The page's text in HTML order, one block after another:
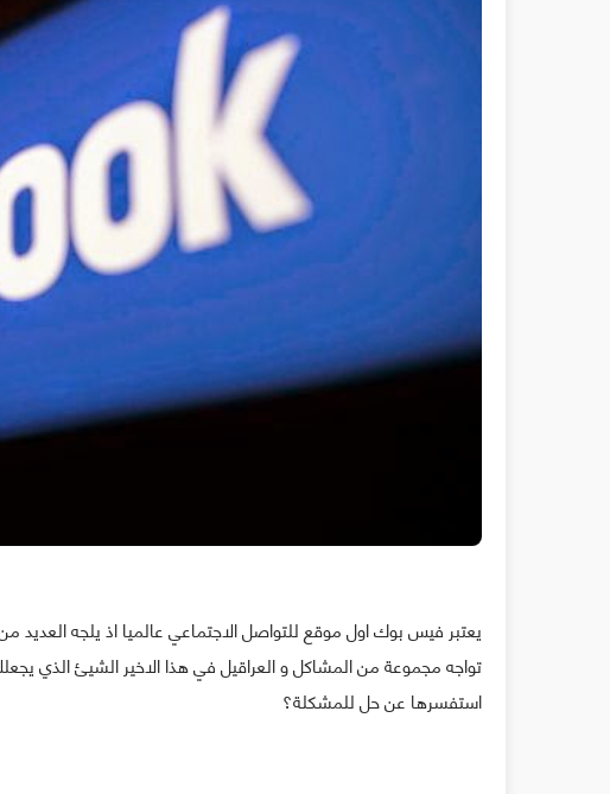
يعتبر فيس بوك اول موقع للتواصل الاجتماعي عالميا اذ يلجه
تواجه مجموعة من المشاكل و العراقيل في هذا الاخير الشيئ
استفسرها عن حل للمشكلة؟